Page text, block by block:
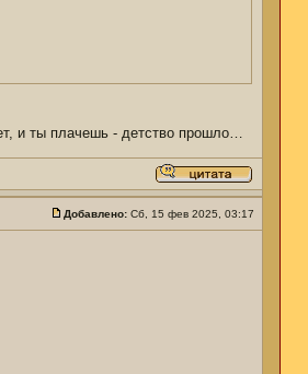
и ты плачешь - детство прошло…
Добавлено: Сб, 15 фев 2025, 03:17